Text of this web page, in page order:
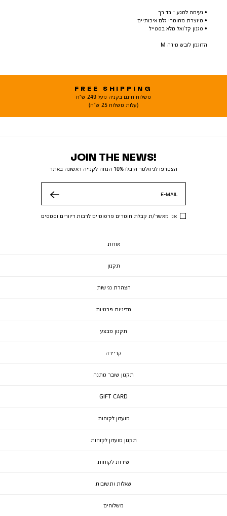
• נעימה למגע - בד רך
• מיוצרת מחומרי גלם איכותיים
• סגנון קז’ואל מלא בסטייל
הדוגמן לובש מידה M
FREE SHIPPING
משלוח חינם בקניה מעל 249 ש"ח
(עלות משלוח 25 ש"ח)
JOIN THE NEWS!
הצטרפו לניוזלטר וקבלו 10% הנחה לקנייה ראשונה באתר
E-MAIL
אני מאשר/ת קבלת חומרים פרסומיים לרבות דיוורים וסמסים
אודות
תקנון
הצהרת נגישות
מדיניות פרטיות
תקנון מבצע
קריירה
תקנון שובר מתנה
GIFT CARD
מועדון לקוחות
תקנון מועדון לקוחות
שירות לקוחות
שאלות ותשובות
משלוחים